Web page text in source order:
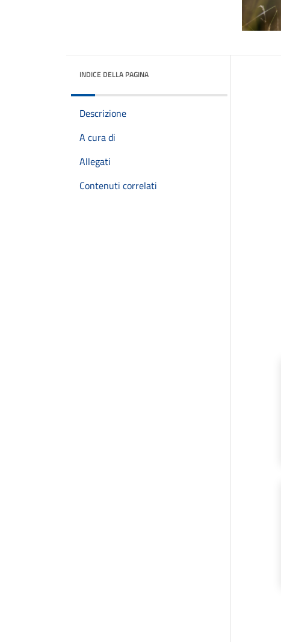
INDICE DELLA PAGINA
Descrizione
A cura di
Allegati
Contenuti correlati